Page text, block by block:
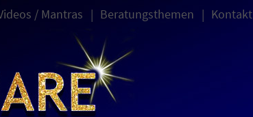
/ Mantras Beratungsthemen Kontakt